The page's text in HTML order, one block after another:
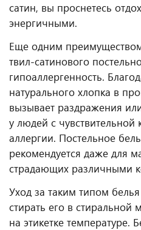
сатин, вы проснетесь
энергичными.
Еще одним
твил-сатинового
гипоаллергенность.
натурального хлопка в
вызывает раздражения
у людей с
аллергии. Постельное
рекомендуется даже для
страдающих различными
Уход за таким типом
стирать его в
на этикетке температуре.